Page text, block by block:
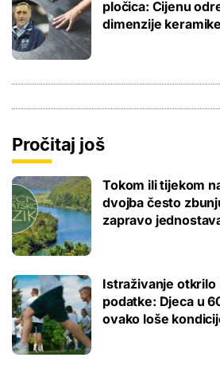
pločica: Cijenu
dimenzije
Pročitaj još
Tokom ili tijekom
dvojba često
zapravo
Istraživanje otkrilo
podatke: Djeca u
ovako loše